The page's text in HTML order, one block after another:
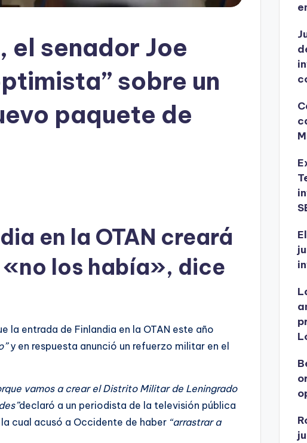
el senador Joe
sobre un
paquete de
en la OTAN creará
los había», dice
la entrada de Finlandia en la OTAN este año
y en respuesta anunció un refuerzo militar en el
vamos a crear el Distrito Militar de Leningrado
declaró a un periodista de la televisión pública
cual acusó a Occidente de haber “arrastrar a